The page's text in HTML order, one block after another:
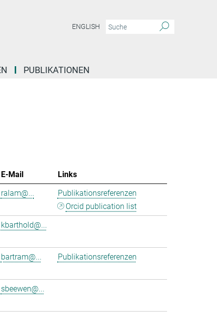
ENGLISH
PUBLIKATIONEN
E-Mail
Links
ralam@...
Publikationsreferenzen
Orcid publication list
kbarthold@...
bartram@... Publikationsreferenzen
sbeewen@...